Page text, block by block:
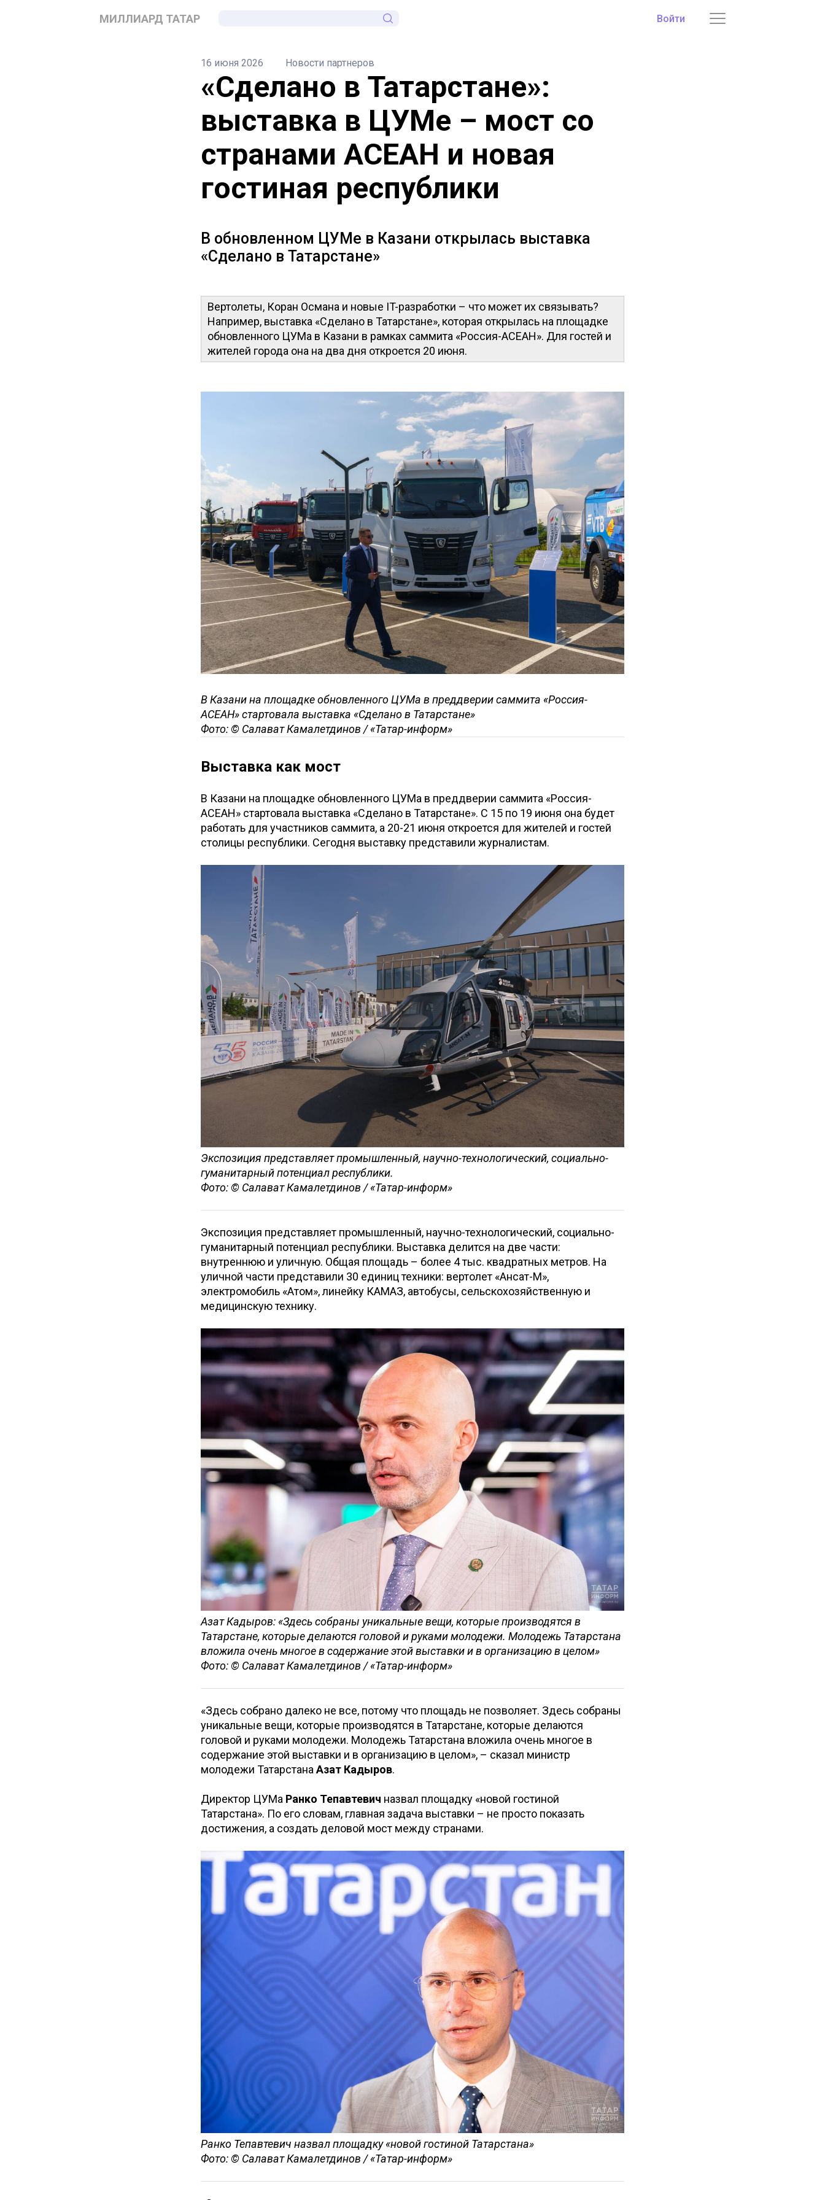
МИЛЛИАРД ТАТАР Войти
16 июня 2026 Новости партнеров
«Сделано в Татарстане»:
выставка в ЦУМе – мост со
странами АСЕАН и новая
гостиная республики
В обновленном ЦУМе в Казани открылась выставка
«Сделано в Татарстане»
Вертолеты, Коран Османа и новые IT-разработки – что может их связывать?
Например, выставка «Сделано в Татарстане», которая открылась на площадке
обновленного ЦУМа в Казани в рамках саммита «Россия-АСЕАН». Для гостей и
жителей города она на два дня откроется 20 июня.
В Казани на площадке обновленного ЦУМа в преддверии саммита «Россия-
АСЕАН» стартовала выставка «Сделано в Татарстане»
Фото: © Салават Камалетдинов / «Татар-информ»
Выставка как мост
В Казани на площадке обновленного ЦУМа в преддверии саммита «Россия-
АСЕАН» стартовала выставка «Сделано в Татарстане». С 15 по 19 июня она будет
работать для участников саммита, а 20-21 июня откроется для жителей и гостей
столицы республики. Сегодня выставку представили журналистам.
Экспозиция представляет промышленный, научно-технологический, социально-
гуманитарный потенциал республики.
Фото: © Салават Камалетдинов / «Татар-информ»
Экспозиция представляет промышленный, научно-технологический, социально-
гуманитарный потенциал республики. Выставка делится на две части:
внутреннюю и уличную. Общая площадь – более 4 тыс. квадратных метров. На
уличной части представили 30 единиц техники: вертолет «Ансат-М»,
электромобиль «Атом», линейку КАМАЗ, автобусы, сельскохозяйственную и
медицинскую технику.
Азат Кадыров: «Здесь собраны уникальные вещи, которые производятся в
Татарстане, которые делаются головой и руками молодежи. Молодежь Татарстана
вложила очень многое в содержание этой выставки и в организацию в целом»
Фото: © Салават Камалетдинов / «Татар-информ»
«Здесь собрано далеко не все, потому что площадь не позволяет. Здесь собраны
уникальные вещи, которые производятся в Татарстане, которые делаются
головой и руками молодежи. Молодежь Татарстана вложила очень многое в
содержание этой выставки и в организацию в целом», – сказал министр
молодежи Татарстана Азат Кадыров.
Директор ЦУМа Ранко Тепавтевич назвал площадку «новой гостиной
Татарстана». По его словам, главная задача выставки – не просто показать
достижения, а создать деловой мост между странами.
Ранко Тепавтевич назвал площадку «новой гостиной Татарстана»
Фото: © Салават Камалетдинов / «Татар-информ»